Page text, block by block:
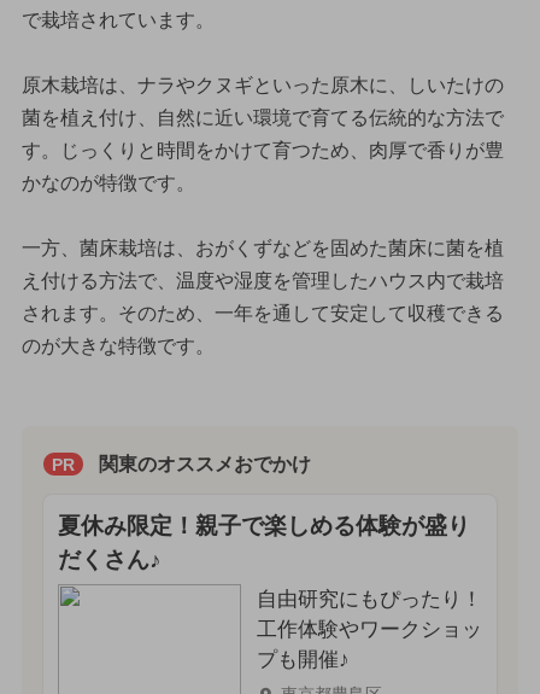
で栽培されています。
原木栽培は、ナラやクヌギといった原木に、しいたけの
菌を植え付け、自然に近い環境で育てる伝統的な方法で
す。じっくりと時間をかけて育つため、肉厚で香りが豊
かなのが特徴です。
一方、菌床栽培は、おがくずなどを固めた菌床に菌を植
え付ける方法で、温度や湿度を管理したハウス内で栽培
されます。そのため、一年を通して安定して収穫できる
のが大きな特徴です。
PR 関東のオススメおでかけ
夏休み限定！親子で楽しめる体験が盛り
だくさん♪
自由研究にもぴったり！
工作体験やワークショッ
プも開催♪